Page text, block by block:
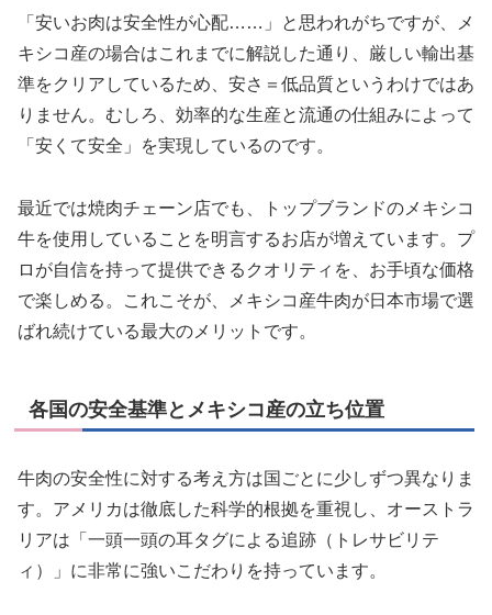
「安いお肉は安全性が心配……」と思われがちですが、メ
キシコ産の場合はこれまでに解説した通り、厳しい輸出基
準をクリアしているため、安さ＝低品質というわけではあ
りません。むしろ、効率的な生産と流通の仕組みによって
「安くて安全」を実現しているのです。
最近では焼肉チェーン店でも、トップブランドのメキシコ
牛を使用していることを明言するお店が増えています。プ
ロが自信を持って提供できるクオリティを、お手頃な価格
で楽しめる。これこそが、メキシコ産牛肉が日本市場で選
ばれ続けている最大のメリットです。
各国の安全基準とメキシコ産の立ち位置
牛肉の安全性に対する考え方は国ごとに少しずつ異なりま
す。アメリカは徹底した科学的根拠を重視し、オーストラ
リアは「一頭一頭の耳タグによる追跡（トレサビリテ
ィ）」に非常に強いこだわりを持っています。